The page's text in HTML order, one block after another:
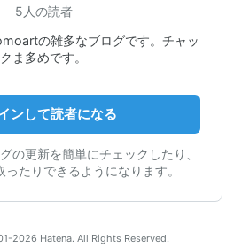
5人の読者
の雑多なブログです。チャッ
クま多めです。
ンして読者になる
の更新を簡単にチェックしたり、
たりできるようになります。
2026 Hatena. All Rights Reserved.